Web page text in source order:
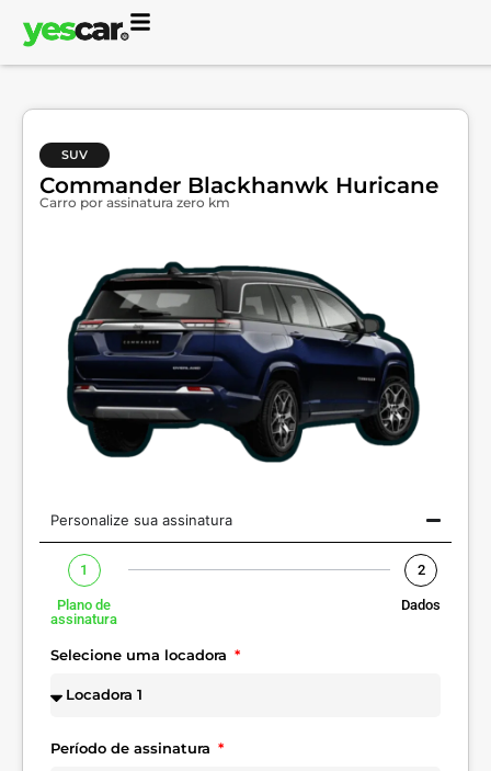
SUV
Commander Blackhanwk Huricane
Carro por assinatura zero km
Personalize sua assinatura
1
Plano de
assinatura
2
Dados
Selecione uma locadora
Período de assinatura